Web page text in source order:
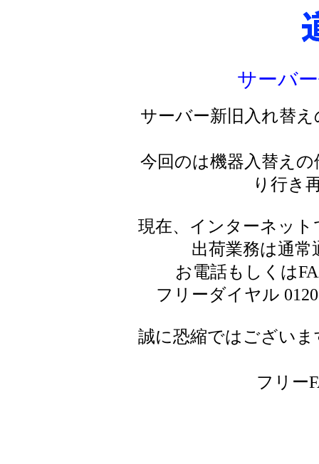
サーバ
サーバー新旧入れ替
今回のは機器入替え
り行き
現在、インターネッ
出荷業務は通
お電話もしくは
フリーダイヤル
誠に恐縮ではござい
フリー